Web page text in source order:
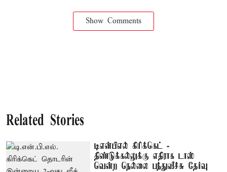
Show Comments
Related Stories
டிஎன்பிஎல் கிரிக்கெட் -
திண்டுக்கல்லுக்கு எதிராக டாஸ்
வென்ற நெல்லை பந்துவீச்சு தேர்வு